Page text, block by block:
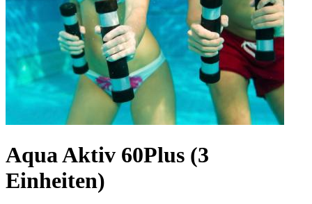
Aqua Aktiv 60Plus (3
Einheiten)